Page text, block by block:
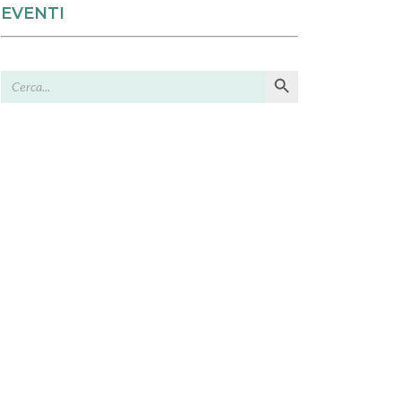
EVENTI
Search
for:
Search Button